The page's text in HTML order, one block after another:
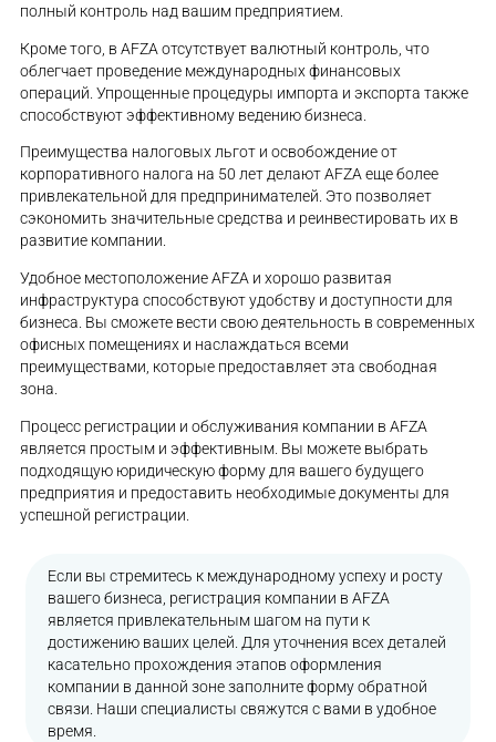
полный контроль над вашим предприятием.
Кроме того, в AFZA отсутствует валютный контроль, что
облегчает проведение международных финансовых
операций. Упрощенные процедуры импорта и экспорта также
способствуют эффективному ведению бизнеса.
Преимущества налоговых льгот и освобождение от
корпоративного налога на 50 лет делают AFZA еще более
привлекательной для предпринимателей. Это позволяет
сэкономить значительные средства и реинвестировать их в
развитие компании.
Удобное местоположение AFZA и хорошо развитая
инфраструктура способствуют удобству и доступности для
бизнеса. Вы сможете вести свою деятельность в современных
офисных помещениях и наслаждаться всеми
преимуществами, которые предоставляет эта свободная
зона.
Процесс регистрации и обслуживания компании в AFZA
является простым и эффективным. Вы можете выбрать
подходящую юридическую форму для вашего будущего
предприятия и предоставить необходимые документы для
успешной регистрации.
Если вы стремитесь к международному успеху и росту
вашего бизнеса, регистрация компании в AFZA
является привлекательным шагом на пути к
достижению ваших целей. Для уточнения всех деталей
касательно прохождения этапов оформления
компании в данной зоне заполните форму обратной
связи. Наши специалисты свяжутся с вами в удобное
время.